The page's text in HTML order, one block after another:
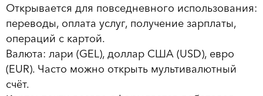
Открывается для повседневного использования:
переводы, оплата услуг, получение зарплаты,
операций с картой.
Валюта: лари (GEL), доллар США (USD), евро
(EUR). Часто можно открыть мультивалютный
счёт.